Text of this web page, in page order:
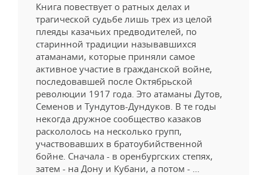
Книга повествует о ратных делах и
трагической судьбе лишь трех из целой
плеяды казачьих предводителей, по
старинной традиции называвшихся
атаманами, которые приняли самое
активное участие в гражданской войне,
последовавшей после Октябрьской
революции 1917 года. Это атаманы Дутов,
Семенов и Тундутов-Дундуков. В те годы
некогда дружное сообщество казаков
раскололось на несколько групп,
участвовавших в братоубийственной
бойне. Сначала - в оренбургских степях,
затем - на Дону и Кубани, а потом - …